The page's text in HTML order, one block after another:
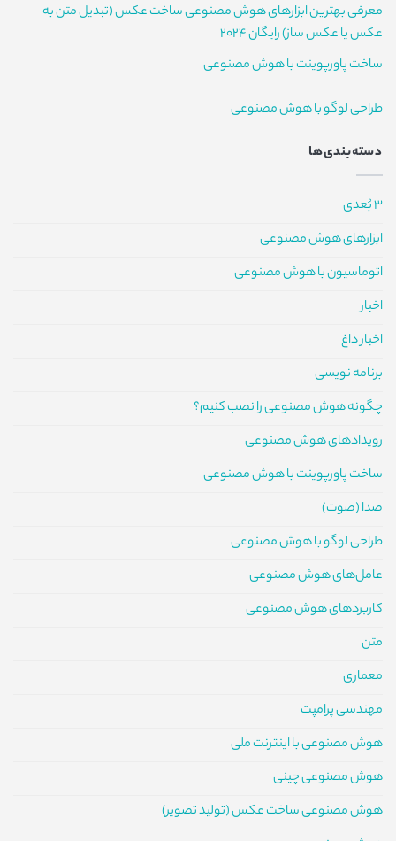
معرفی بهترین ابزارهای هوش مصنوعی ساخت عکس (تبدیل متن به
عکس یا عکس ساز) رایگان 2024
ساخت پاورپوینت با هوش مصنوعی
طراحی لوگو با هوش مصنوعی
دسته‌بندی‌ها
3 بُعدی
ابزارهای هوش مصنوعی
اتوماسیون با هوش مصنوعی
اخبار
اخبار داغ
برنامه نویسی
چگونه هوش مصنوعی را نصب کنیم؟
رویدادهای هوش مصنوعی
ساخت پاورپوینت با هوش مصنوعی
صدا (صوت)
طراحی لوگو با هوش مصنوعی
عامل‌های هوش مصنوعی
کاربردهای هوش مصنوعی
متن
معماری
مهندسی پرامپت
هوش مصنوعی با اینترنت ملی
هوش مصنوعی چینی
هوش مصنوعی ساخت عکس (تولید تصویر)